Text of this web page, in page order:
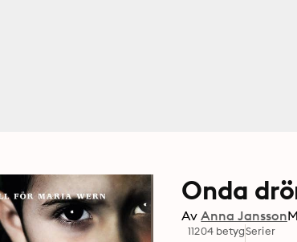
Onda
Av Anna Jansson
11204 betygSerier